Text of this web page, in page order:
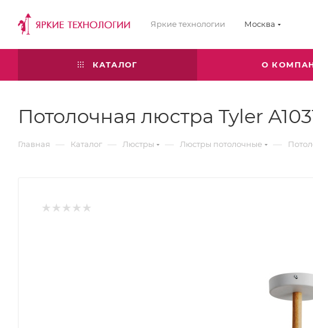
Яркие технологии Москва
КАТАЛОГ О
Потолочная люстра Tyler
Главная — Каталог — Люстры — Люстры потолочные —